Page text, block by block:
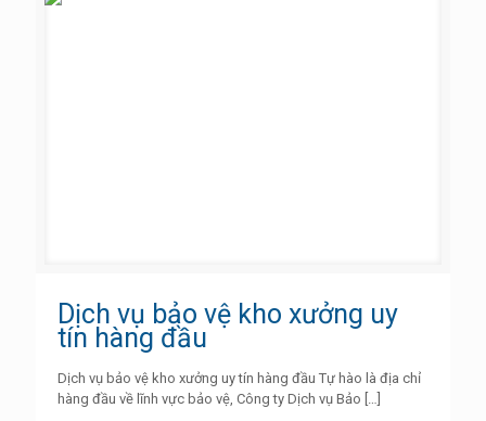
Dịch vụ bảo vệ kho xưởng uy
tín hàng đầu
Dịch vụ bảo vệ kho xưởng uy tín hàng đầu Tự hào là địa chỉ
hàng đầu về lĩnh vực bảo vệ, Công ty Dịch vụ Bảo […]